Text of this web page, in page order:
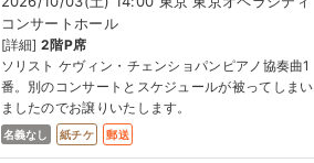
コンサートホール
[詳細]2階P席
ソリスト ケヴィン・チェンショパンピアノ協奏曲1
番。別のコンサートとスケジュールが被ってしまい
ましたのでお譲りいたします。
名義なし 紙チケ 郵送